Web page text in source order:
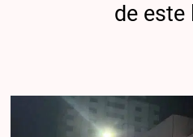
de este